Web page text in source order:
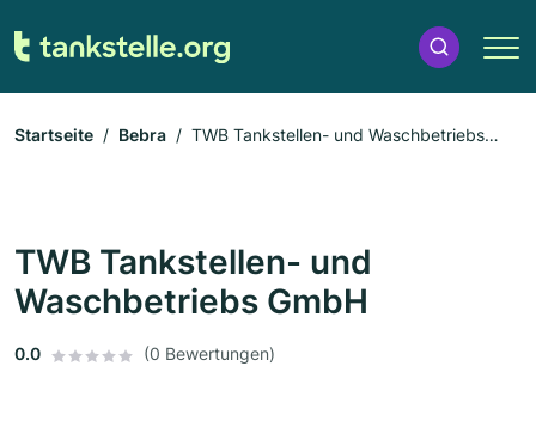
Startseite Bebra
TWB Tankstellen- und Waschbetriebs
TWB Tankstellen- und
Waschbetriebs GmbH
0.0 (0 Bewertungen)